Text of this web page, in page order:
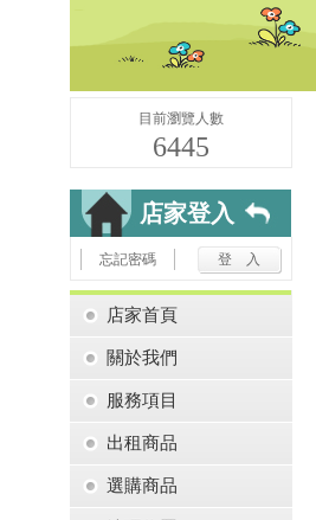
目前瀏覽人數
6445
店家登入
忘記密碼
店家首頁
關於我們
服務項目
出租商品
選購商品